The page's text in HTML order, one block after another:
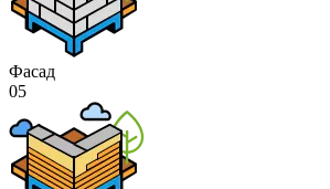
Фасад
05